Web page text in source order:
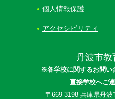
丹波市教
※各学校に関するお問い
直接学校へご
〒669-3198 兵庫県丹
個人情報保護
アクセシビリティ